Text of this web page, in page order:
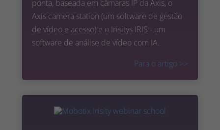
ponta, baseada em câmaras IP da Axis, o
Axis camera station (um software de gestão
de vídeo e acesso) e o Irisitys IRIS - um
software de análise de vídeo com IA.
Para o artigo >>